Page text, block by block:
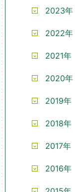
2023年
2022年
2021年
2020年
2019年
2018年
2017年
2016年